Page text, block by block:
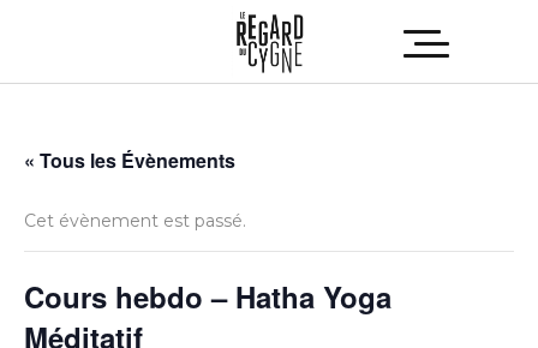
« Tous les Évènements
Cet évènement est passé.
Cours hebdo – Hatha Yoga
Méditatif